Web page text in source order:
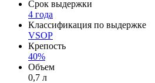
Срок выдержки
4 года
Классификация по выдержке
VSOP
Крепость
40%
Объем
0,7 л